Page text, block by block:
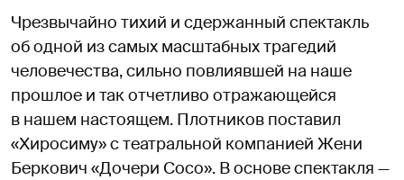
Чрезвычайно тихий и сдержанный спектакль
об одной из самых масштабных трагедий
человечества, сильно повлиявшей на наше
прошлое и так отчетливо отражающейся
в нашем настоящем. Плотников поставил
«Хиросиму» с театральной компанией Жени
Беркович «Дочери Сосо». В основе спектакля —